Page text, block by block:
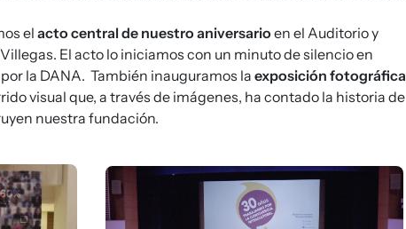
el acto central de nuestro aniversario en el Auditorio y
El acto lo iniciamos con un minuto de silencio en
la DANA. También inauguramos la exposición fotográfica
visual que, a través de imágenes, ha contado la historia de
nuestra fundación.
Imagen